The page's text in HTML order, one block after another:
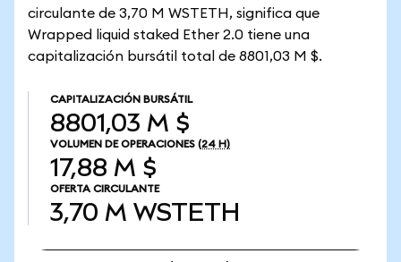
circulante de 3,70 M WSTETH, significa que
Wrapped liquid staked Ether 2.0 tiene una
capitalización bursátil total de 8801,03 M $.
CAPITALIZACIÓN BURSÁTIL
8801,03 M $
VOLUMEN DE OPERACIONES (24 H)
17,88 M $
OFERTA CIRCULANTE
3,70 M WSTETH